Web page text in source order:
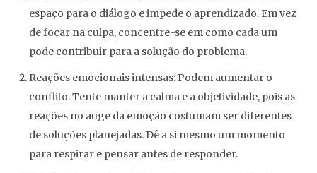
espaço para o diálogo e impede o aprendizado. Em vez
de focar na culpa, concentre-se em como cada um
pode contribuir para a solução do problema.
Reações emocionais intensas: Podem aumentar o
conflito. Tente manter a calma e a objetividade, pois as
reações no auge da emoção costumam ser diferentes
de soluções planejadas. Dê a si mesmo um momento
para respirar e pensar antes de responder.